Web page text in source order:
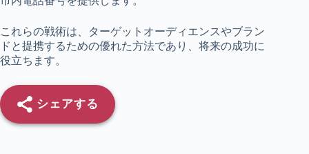
これらの戦術は、ターゲットオーディエンスやブラン
ドと提携するための優れた方法であり、将来の成功に
役立ちます。
シェアする